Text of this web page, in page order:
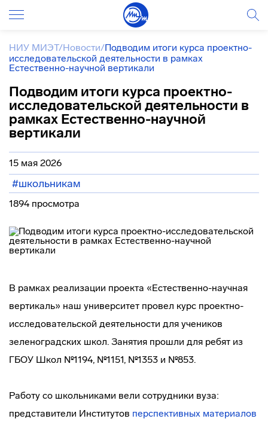
НИУ МИЭТ/Новости/Подводим итоги курса проектно-
исследовательской деятельности в рамках
Естественно-научной вертикали
Подводим итоги курса проектно-
исследовательской деятельности в
рамках Естественно-научной
вертикали
15 мая 2026
#школьникам
1894 просмотра
В рамках реализации проекта «Естественно-научная
вертикаль» наш университет провел курс проектно-
исследовательской деятельности для учеников
зеленоградских школ. Занятия прошли для ребят из
ГБОУ Школ №1194, №1151, №1353 и №853.
Работу со школьниками вели сотрудники вуза:
представители Институтов перспективных материалов